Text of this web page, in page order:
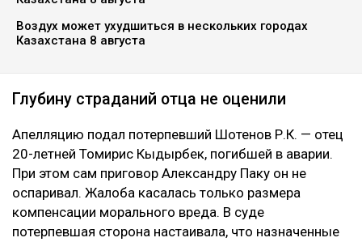
Воздух может ухудшиться в нескольких городах
Казахстана 8 августа
Глубину страданий отца не оценили
Апелляцию подал потерпевший Шотенов Р.К. — отец
20-летней Томирис Кыдырбек, погибшей в аварии.
При этом сам приговор Александру Паку он не
оспаривал. Жалоба касалась только размера
компенсации морального вреда. В суде
потерпевшая сторона настаивала, что назначенные